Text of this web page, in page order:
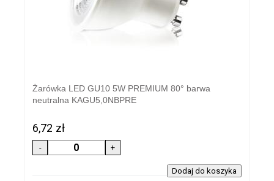
Żarówka LED GU10 5W PREMIUM 80° barwa
neutralna KAGU5,0NBPRE
6,72 zł